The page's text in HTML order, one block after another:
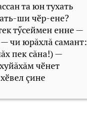
та юн тухать
ши чӗр-ене?
тӳсеймен енне —
— чи юрăхлă самант:
пек сăна!) —
чӗнет
çине